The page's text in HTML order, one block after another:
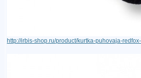
http://irbis-shop.ru/product/kurtka-puhovaja-